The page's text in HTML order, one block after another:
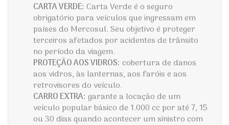
CARTA VERDE: Carta Verde é o seguro
obrigatório para veículos que ingressam em
países do Mercosul. Seu objetivo é proteger
terceiros afetados por acidentes de trânsito
no período da viagem.
PROTEÇÃO AOS VIDROS: cobertura de danos
aos vidros, às lanternas, aos faróis e aos
retrovisores do veículo.
CARRO EXTRA:garante a locação de um
veículo popular básico de 1.000 cc por até 7, 15
ou 30 dias quando acontecer um sinistro com